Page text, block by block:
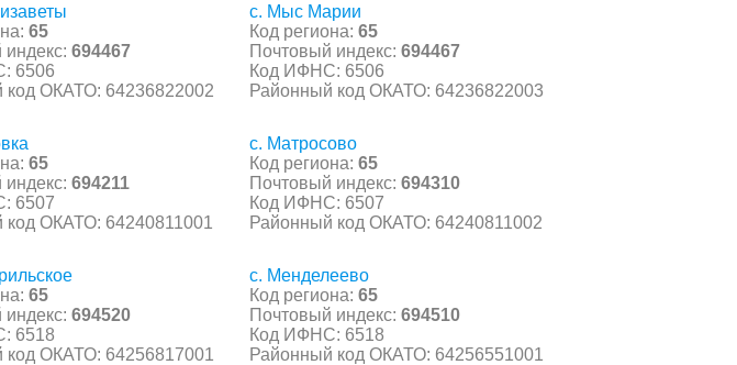
65
694467
6506
код ОКАТО: 64236822002
с. Мыс Марии
Код региона: 65
Почтовый индекс: 694467
Код ИФНС: 6506
Районный код ОКАТО: 64236822003
65
694211
6507
код ОКАТО: 64240811001
с. Матросово
Код региона: 65
Почтовый индекс: 694310
Код ИФНС: 6507
Районный код ОКАТО: 64240811002
65
694520
6518
код ОКАТО: 64256817001
с. Менделеево
Код региона: 65
Почтовый индекс: 694510
Код ИФНС: 6518
Районный код ОКАТО: 64256551001